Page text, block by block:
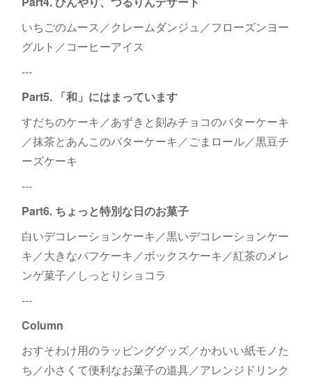
いちごのムース／クレームダンジュ／フローズンヨー
グルト／コーヒーアイス
---
Part5. 「和」にはまっています
すだちのケーキ／あずきと刻みチョコのバターケーキ
／抹茶とあんこのバターケーキ／ごまロール／黒豆チ
ーズケーキ
---
Part6. ちょっと特別な日のお菓子
白いデコレーションケーキ／黒いデコレーションケー
キ／大きなパフケーキ／ボックスケーキ／紅茶のメレ
ンゲ菓子／しっとりショコラ
---
Column
おすそわけ用のラッピンググッズ／かわいい紙モノた
ち／小さくて便利なお菓子の道具／アレンジドリンク